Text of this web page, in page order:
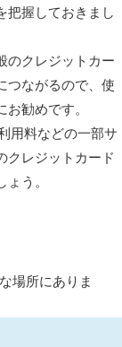
把握しておきまし
のクレジットカー
つながるので、使
勧めです。
用料などの一部サ
クレジットカード
う。
場所にありま